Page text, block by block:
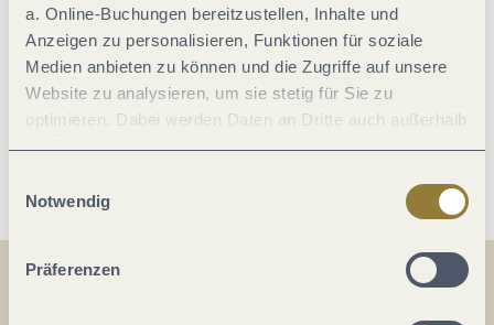
a. Online-Buchungen bereitzustellen, Inhalte und
Anzeigen zu personalisieren, Funktionen für soziale
Medien anbieten zu können und die Zugriffe auf unsere
Website zu analysieren, um sie stetig für Sie zu
optimieren. Dabei werden Daten an Dritte auch außerhalb
der Europäischen Union weitergegeben und dort
jederzeit widerrufen werden. Mit der Auswahl "Alle
ablehnen" kann es zu Beeinträchtigungen in der Nutzung
Notwendig
Präferenzen
Ausstattung Zimmer/Appartement
Zimmer Verteilung
Weitere Infos